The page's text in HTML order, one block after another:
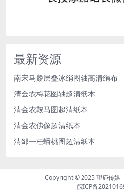
最新资源
南宋马麟层叠冰绡图轴高清绢布
清金农梅花图轴超清纸本
清金农鞍马图超清纸本
清金农佛像超清纸本
清邹一桂蟠桃图超清纸本
Copyright © 2025望庐传媒
皖ICP备